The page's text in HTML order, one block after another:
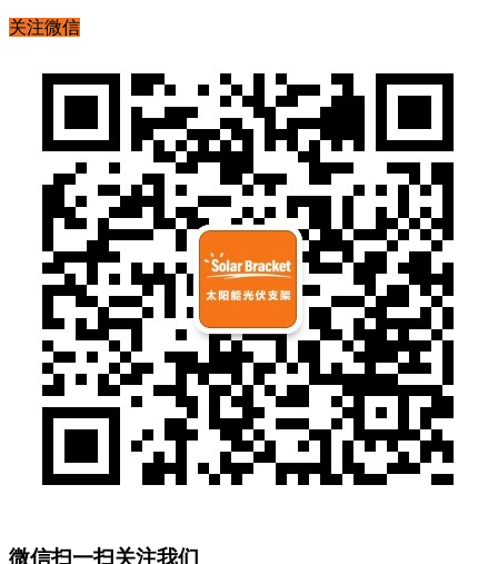
关注微信
微信扫一扫关注我们